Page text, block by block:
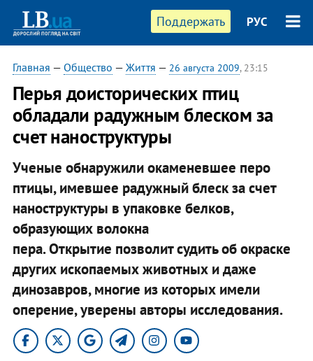
Поддержать РУС
Главная — Общество — Життя — 26 августа 2009, 23:15
Перья доисторических птиц
обладали радужным блеском за
счет наноструктуры
Ученые обнаружили окаменевшее перо
птицы, имевшее радужный блеск за счет
наноструктуры в упаковке белков,
образующих волокна
пера. Открытие позволит судить об окраске
других ископаемых животных и даже
динозавров, многие из которых имели
оперение, уверены авторы исследования.